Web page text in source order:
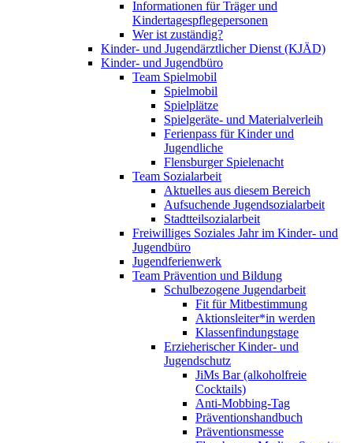
Informationen für Träger und
Kindertagespflegepersonen
Wer ist zuständig?
Kinder- und Jugendärztlicher Dienst (KJÄD)
Kinder- und Jugendbüro
Team Spielmobil
Spielmobil
Spielplätze
Spielgeräte- und Materialverleih
Ferienpass für Kinder und
Jugendliche
Flensburger Spielenacht
Team Sozialarbeit
Aktuelles aus diesem Bereich
Aufsuchende Jugendsozialarbeit
Stadtteilsozialarbeit
Freiwilliges Soziales Jahr im Kinder- und
Jugendbüro
Jugendferienwerk
Team Prävention und Bildung
Schulbezogene Jugendarbeit
Fit für Mitbestimmung
Aktionsleiter*in werden
Klassenfindungstage
Erzieherischer Kinder- und
Jugendschutz
JiMs Bar (alkoholfreie
Cocktails)
Anti-Mobbing-Tag
Präventionshandbuch
Präventionsmesse